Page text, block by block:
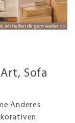
Sofa
Anderes